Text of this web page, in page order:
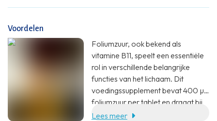
Voordelen
Foliumzuur, ook bekend als
vitamine B11, speelt een essentiële
rol in verschillende belangrijke
functies van het lichaam. Dit
voedingssupplement bevat 400 µg
foliumzuur per tablet en draagt bij
aan verschillende belangrijke
Lees meer